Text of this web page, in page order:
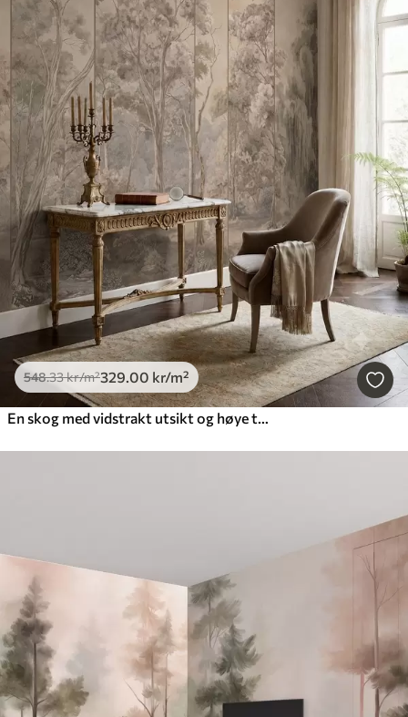
548.33kr/m²329.00 kr/m²
En skog med vidstrakt utsikt og høye trær i myke, varme fargetoner